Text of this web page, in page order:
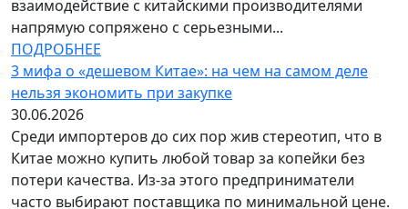
взаимодействие с китайскими производителями
напрямую сопряжено с серьезными...
ПОДРОБНЕЕ
3 мифа о «дешевом Китае»: на чем на самом деле
нельзя экономить при закупке
30.06.2026
Среди импортеров до сих пор жив стереотип, что в
Китае можно купить любой товар за копейки без
потери качества. Из-за этого предприниматели
часто выбирают поставщика по минимальной цене.